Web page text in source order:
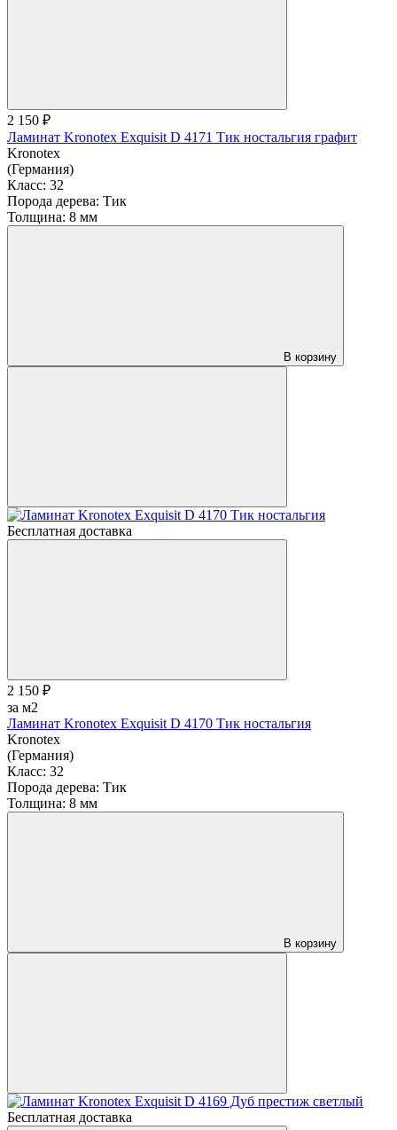
2 150 ₽
Ламинат Kronotex Exquisit D 4171 Тик ностальгия графит
Kronotex
(Германия)
Класс: 32
Порода дерева: Тик
Толщина: 8 мм
В корзину
Бесплатная доставка
2 150 ₽
за м2
Ламинат Kronotex Exquisit D 4170 Тик ностальгия
Kronotex
(Германия)
Класс: 32
Порода дерева: Тик
Толщина: 8 мм
В корзину
Бесплатная доставка